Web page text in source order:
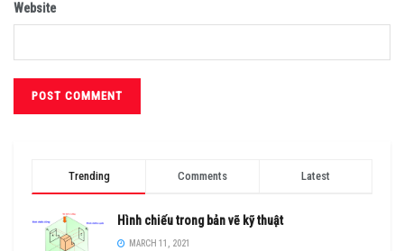
Website
Trending Comments Latest
Hình chiếu trong bản vẽ kỹ thuật
MARCH 11, 2021